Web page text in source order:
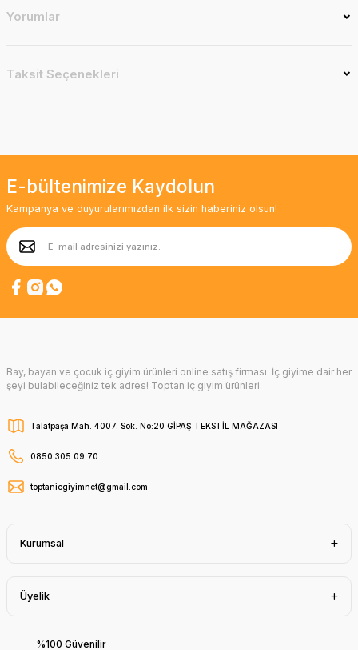
Yorumlar
Taksit Seçenekleri
E-bültenimize Kaydolun
Kampanya ve duyurularımızdan ilk sizin haberiniz olsun!
Bay, bayan ve çocuk iç giyim ürünleri online satış firması. İç giyime dair her
şeyi bulabileceğiniz tek adres! Toptan iç giyim ürünleri.
Talatpaşa Mah. 4007. Sok. No:20 GİPAŞ TEKSTİL MAĞAZASI
0850 305 09 70
toptanicgiyimnet@gmail.com
Kurumsal
Üyelik
%100 Güvenilir